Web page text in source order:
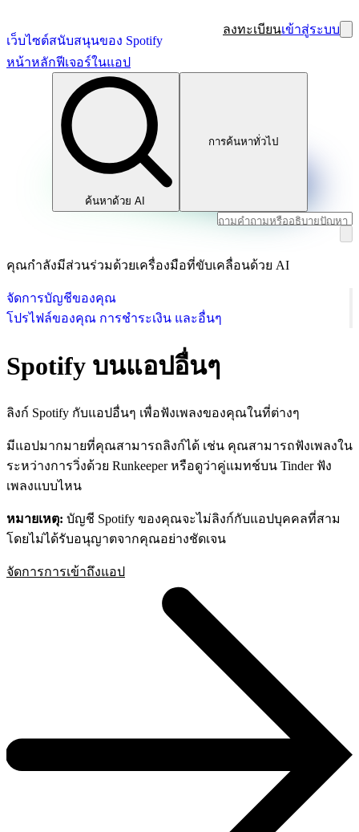
เว็บไซต์สนับสนุนของ Spotify
ลงทะเบียนเข้าสู่ระบบ
หน้าหลักฟีเจอร์ในแอป
ค้นหาด้วย AI
การค้นหาทั่วไป
คุณกำลังมีส่วนร่วมด้วยเครื่องมือที่ขับเคลื่อนด้วย AI
จัดการบัญชีของคุณ
โปรไฟล์ของคุณ การชำระเงิน และอื่นๆ
Spotify บนแอปอื่นๆ
ลิงก์ Spotify กับแอปอื่นๆ เพื่อฟังเพลงของคุณในที่ต่างๆ
มีแอปมากมายที่คุณสามารถลิงก์ได้ เช่น คุณสามารถฟังเพลงใน
ระหว่างการวิ่งด้วย Runkeeper หรือดูว่าคู่แมทช์บน Tinder ฟัง
เพลงแบบไหน
หมายเหตุ: บัญชี Spotify ของคุณจะไม่ลิงก์กับแอปบุคคลที่สาม
โดยไม่ได้รับอนุญาตจากคุณอย่างชัดเจน
จัดการการเข้าถึงแอป